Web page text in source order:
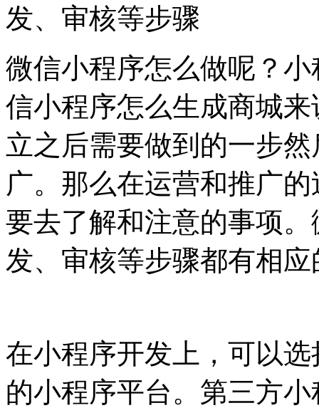
发、审核等步骤
微信小程序怎么做呢？
信小程序怎么生成商城
立之后需要做到的一步
广。那么在运营和推广
要去了解和注意的事项
发、审核等步骤都有相
在小程序开发上，可以
的小程序平台。第三方